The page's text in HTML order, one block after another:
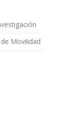
Movilidad